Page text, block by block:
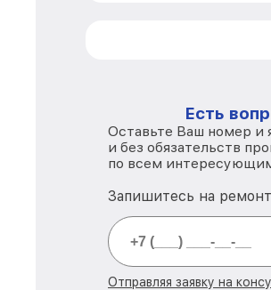
Есть
Оставьте Ваш номер и
и без обязательств
по всем
Запишитесь на
Отправляя заявку на